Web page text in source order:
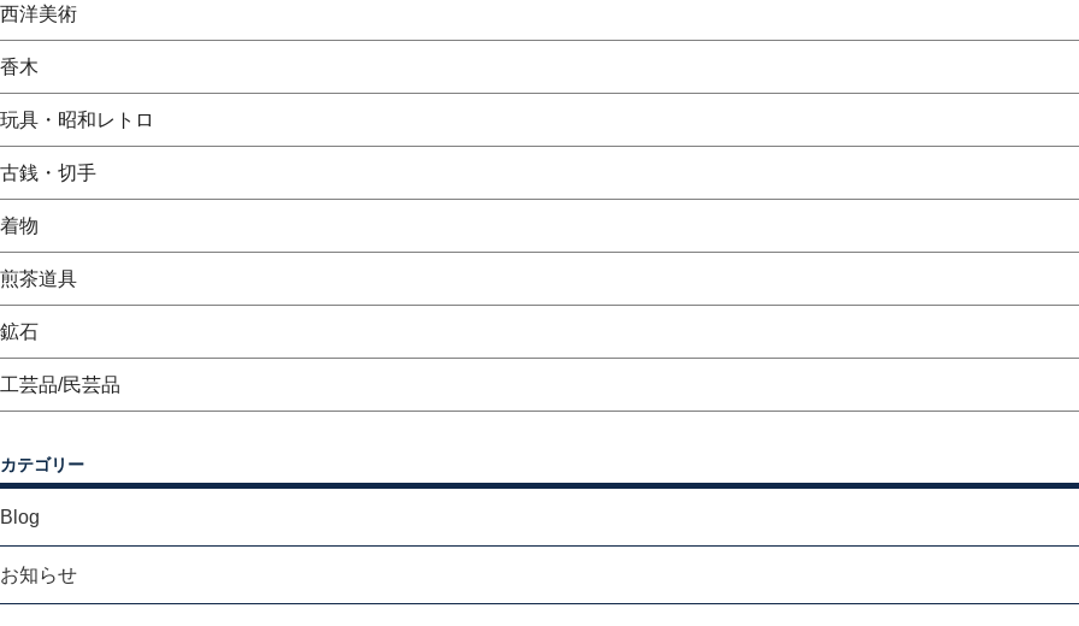
西洋美術
香木
玩具・昭和レトロ
古銭・切手
着物
煎茶道具
鉱石
工芸品/民芸品
カテゴリー
Blog
お知らせ